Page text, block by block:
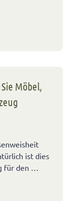
Möbel,
ist dies
für den …